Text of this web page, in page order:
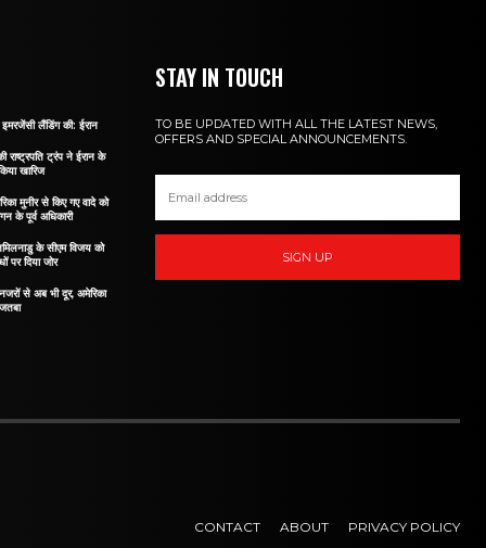
लैंडिंग की: ईरान
राष्ट्रपति ट्रंप ने ईरान के
खारिज
मुनीर से किए गए वादे को
के पूर्व अधिकारी
के सीएम विजय को
पर दिया जोर
से अब भी दूर, अमेरिका
STAY IN TOUCH
TO BE UPDATED WITH ALL THE LATEST NEWS,
OFFERS AND SPECIAL ANNOUNCEMENTS.
SIGN UP
CONTACT ABOUT PRIVACY POLICY